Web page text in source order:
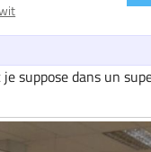
je suppose dans un